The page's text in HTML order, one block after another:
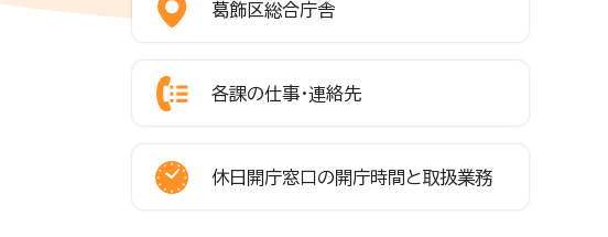
葛飾区総合庁舎
各課の仕事・連絡先
休日開庁窓口の開庁時間と取扱業務